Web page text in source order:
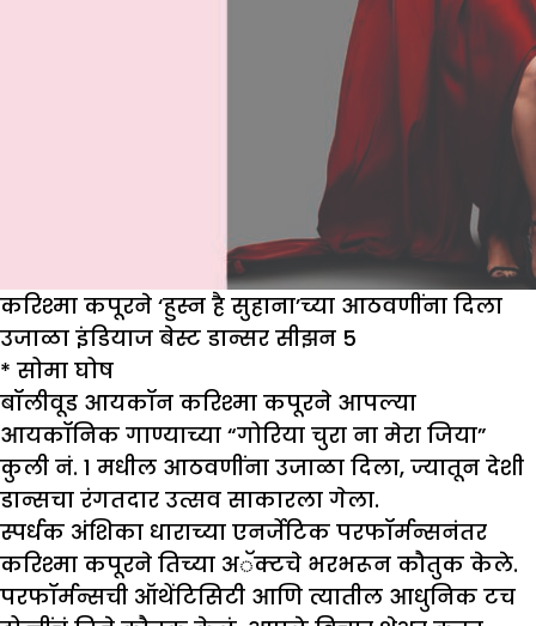
करिश्मा कपूरने ‘हुस्न है सुहाना’च्या आठवणींना दिला
उजाळा इंडियाज बेस्ट डान्सर सीझन 5
* सोमा घोष
बॉलीवूड आयकॉन करिश्मा कपूरने आपल्या
आयकॉनिक गाण्याच्या “गोरिया चुरा ना मेरा जिया”
कुली नं. 1 मधील आठवणींना उजाळा दिला, ज्यातून देशी
डान्सचा रंगतदार उत्सव साकारला गेला.
स्पर्धक अंशिका धाराच्या एनर्जेटिक परफॉर्मन्सनंतर
करिश्मा कपूरने तिच्या अॅक्टचे भरभरून कौतुक केले.
परफॉर्मन्सची ऑथेंटिसिटी आणि त्यातील आधुनिक टच